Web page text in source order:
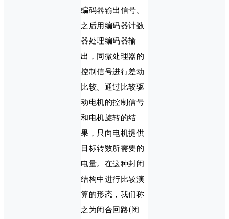
编码器输出信号。
之后用编码器计数
器处理编码器输
出，同微处理器的
控制信号进行差动
比较。通过比较驱
动电机的控制信号
和电机旋转的结
果，只向电机提供
目标转数所需要的
电量。在这种封闭
结构中进行比较演
算的形态，我们称
之为闭合回路(闭